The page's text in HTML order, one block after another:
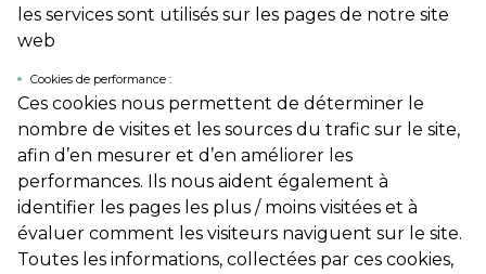
les services sont utilisés sur les pages de notre site
web
Cookies de performance :
Ces cookies nous permettent de déterminer le
nombre de visites et les sources du trafic sur le site,
afin d’en mesurer et d’en améliorer les
performances. Ils nous aident également à
identifier les pages les plus / moins visitées et à
évaluer comment les visiteurs naviguent sur le site.
Toutes les informations, collectées par ces cookies,